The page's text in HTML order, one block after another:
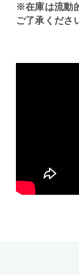
※在庫は流動
ご了承くださ